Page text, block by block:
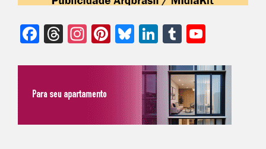
Facebook
Threads
Instagram
Pinterest
Bluesky
LinkedIn
Tumblr